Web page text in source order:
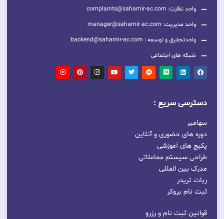
واحد نظارت: complaints@sahamir-ac.com
واحد مدیریت: manager@sahamir-ac.com
واحدتحقیق و توسعه : backend@sahamir-ac.com
شبکه های اجتماعی
دسترسی سریع :
سهامیر
دوره های حضوری و آنلاین
پکیج های آموزشی
طراحی سیستم معاملاتی
مدرک بین المللی
ربات تریدر
ثبت نام بروکر
قوانین ثبت نام و رزرو